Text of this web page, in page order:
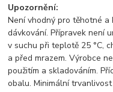
Upozornění:
Není vhodný pro těhotné a
dávkování. Přípravek není
v suchu při teplotě 25 °C,
a před mrazem. Výrobce
použitím a skladováním.
obalu. Minimální